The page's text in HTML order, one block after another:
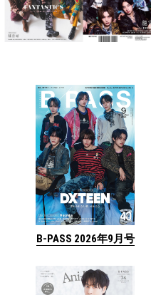
B-PASS 2026年9月号